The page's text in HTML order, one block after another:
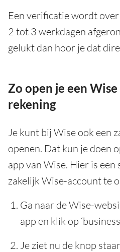
Een verificatie wordt
2 tot 3 werkdagen
gelukt dan hoor je dat
Zo open je een
rekening
Je kunt bij Wise ook een
openen. Dat kun je doen
app van Wise. Hier is een
zakelijk Wise-account te
Ga naar de Wise-
app en klik op
Je ziet nu de knop